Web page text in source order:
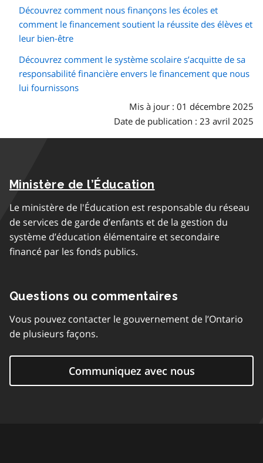
Découvrez comment nous finançons les écoles et
comment le financement soutient la réussite des élèves et
leur bien-être
Découvrez comment le système scolaire s’acquitte de sa
responsabilité financière envers le financement que nous
lui fournissons
Mis à jour : 01 décembre 2025
Date de publication : 23 avril 2025
Ministère de l’Éducation
Le ministère de l'Éducation est responsable du réseau
de services de garde d’enfants et de la gestion du
système d’éducation élémentaire et secondaire
financé par les fonds publics.
Questions ou commentaires
Vous pouvez contacter le gouvernement de l’Ontario
de plusieurs façons.
Communiquez avec nous